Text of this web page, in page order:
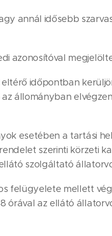
annál idősebb
azonosítóval
időpontban
állományban
esetében a tartási
szerinti körzeti
szolgáltató
felügyelete mellett
az ellátó